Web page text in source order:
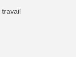
travail